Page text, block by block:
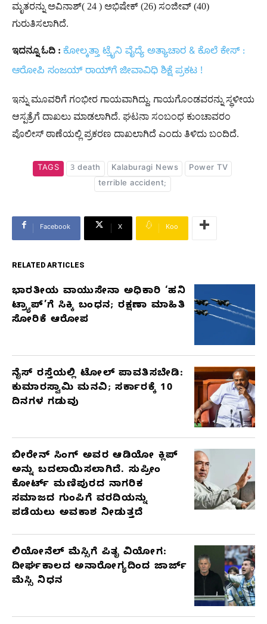
ಮೃತರನ್ನು ಅವಿನಾಶ್( 24 ) ಅಭಿಷೇಕ್ (26) ಸಂಜೀವ್ (40)
ಗುರುತಿಸಲಾಗಿದೆ.
ಇದನ್ನೂ ಓದಿ : ಕೋಲ್ಕತ್ತಾ ಟ್ರೈನಿ ವೈದ್ಯೆ ಅತ್ಯಾಚಾರ & ಕೊಲೆ ಕೇಸ್‌ :
ಆರೋಪಿ ಸಂಜಯ್​ ರಾಯ್​ಗೆ ಜೀವಾವಿಧಿ ಶಿಕ್ಷೆ ಪ್ರಕಟ !
ಇನ್ನು ಮೂವರಿಗೆ ಗಂಭೀರ ಗಾಯವಾಗಿದ್ದು. ಗಾಯಗೊಂಡವರನ್ನು ಸ್ಥಳೀಯ
ಆಸ್ಪತ್ರೆಗೆ ದಾಖಲು ಮಾಡಲಾಗಿದೆ. ಘಟನಾ ಸಂಬಂಧ ಕುಂಚಾವರಂ
ಪೊಲೀಸ್​ ಠಾಣೆಯಲ್ಲಿ ಪ್ರಕರಣ ದಾಖಲಾಗಿದೆ ಎಂದು ತಿಳಿದು ಬಂದಿದೆ.
TAGS 3 death Kalaburagi News
Power TV
terrible accident;
Facebook X Koo
RELATED ARTICLES
RELATED
ARTICLES
ಭಾರತೀಯ ವಾಯುಸೇನಾ ಅಧಿಕಾರಿ ‘ಹನಿ
ಟ್ರ್ಯಾಪ್’ಗೆ ಸಿಕ್ಕಿ ಬಂಧನ; ರಕ್ಷಣಾ ಮಾಹಿತಿ
ಸೋರಿಕೆ ಆರೋಪ
ನೈಸ್ ರಸ್ತೆಯಲ್ಲಿ ಟೋಲ್ ಪಾವತಿಸಬೇಡಿ:
ಕುಮಾರಸ್ವಾಮಿ ಮನವಿ; ಸರ್ಕಾರಕ್ಕೆ 10
ದಿನಗಳ ಗಡುವು
ಬೀರೇನ್ ಸಿಂಗ್ ಅವರ ಆಡಿಯೋ ಕ್ಲಿಪ್
ಅನ್ನು ಬದಲಾಯಿಸಲಾಗಿದೆ. ಸುಪ್ರೀಂ
ಕೋರ್ಟ್ ಮಣಿಪುರದ ನಾಗರಿಕ
ಸಮಾಜದ ಗುಂಪಿಗೆ ವರದಿಯನ್ನು
ಪಡೆಯಲು ಅವಕಾಶ ನೀಡುತ್ತದೆ
ಲಿಯೋನೆಲ್ ಮೆಸ್ಸಿಗೆ ಪಿತೃ ವಿಯೋಗ:
ದೀರ್ಘಕಾಲದ ಅನಾರೋಗ್ಯದಿಂದ ಜಾರ್ಜ್
ಮೆಸ್ಸಿ ನಿಧನ